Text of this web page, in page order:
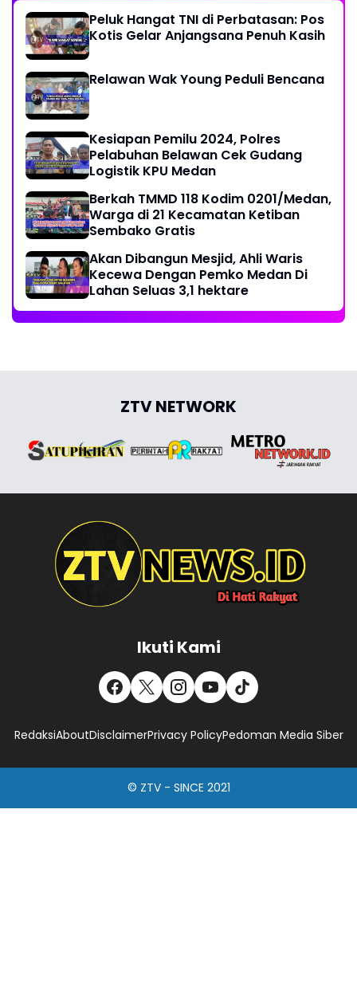
Peluk Hangat TNI di Perbatasan: Pos
Kotis Gelar Anjangsana Penuh Kasih
Relawan Wak Young Peduli Bencana
Kesiapan Pemilu 2024, Polres
Pelabuhan Belawan Cek Gudang
Logistik KPU Medan
Berkah TMMD 118 Kodim 0201/Medan,
Warga di 21 Kecamatan Ketiban
Sembako Gratis
Akan Dibangun Mesjid, Ahli Waris
Kecewa Dengan Pemko Medan Di
Lahan Seluas 3,1 hektare
ZTV NETWORK
Ikuti Kami
RedaksiAboutDisclaimerPrivacy PolicyPedoman Media Siber
© ZTV - SINCE 2021